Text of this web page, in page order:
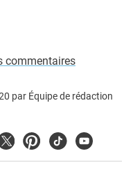
commentaires
par Équipe de rédaction
Pinterest
TiktokYoutube